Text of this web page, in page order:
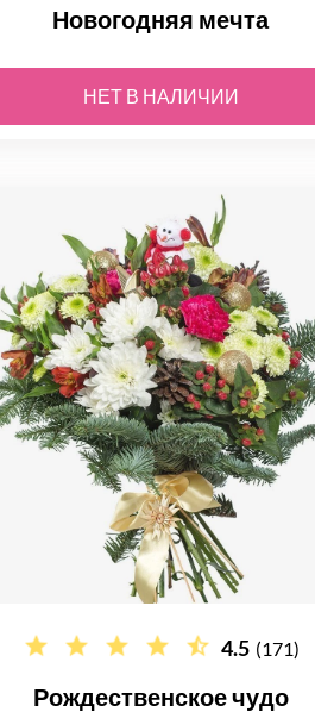
Новогодняя мечта
НЕТ В НАЛИЧИИ
4.5 (171)
Рождественское чудо